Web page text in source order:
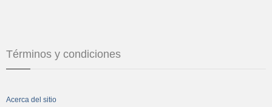
Términos y condiciones
Acerca del sitio